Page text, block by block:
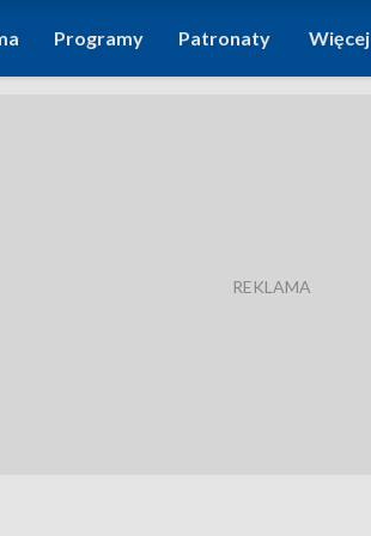
Programy Patronaty Więcej